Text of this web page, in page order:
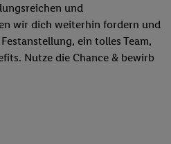
und
wir dich weiterhin fordern und
ein tolles Team,
Nutze die Chance & bewirb